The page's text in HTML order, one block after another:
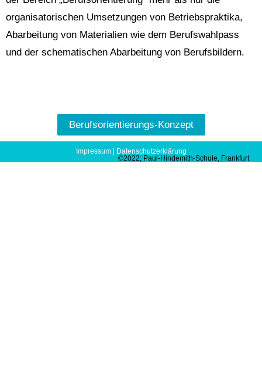
organisatorischen Umsetzungen von Betriebspraktika,
Abarbeitung von Materialien wie dem Berufswahlpass
und der schematischen Abarbeitung von Berufsbildern.
Berufsorientierungs-Konzept
Impressum|
Datenschutzerklärung
©2022; Paul-Hindemith-Schule, Frankfurt